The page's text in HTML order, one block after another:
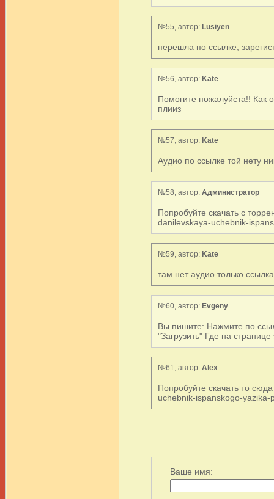
№55, автор: Lusiyen
перешла по ссылке,
№56, автор: Kate
Помогите пожалуйста!! Как
плииз
№57, автор: Kate
Аудио по ссылке той нету
№58, автор: Администратор
Попробуйте скачать с
danilevskaya-uchebnik-
№59, автор: Kate
там нет аудио только
№60, автор: Evgeny
Вы пишите: Нажмите по
"Загрузить" Где на странице
№61, автор: Alex
Попробуйте скачать то
uchebnik-ispanskogo-
Ваше имя: